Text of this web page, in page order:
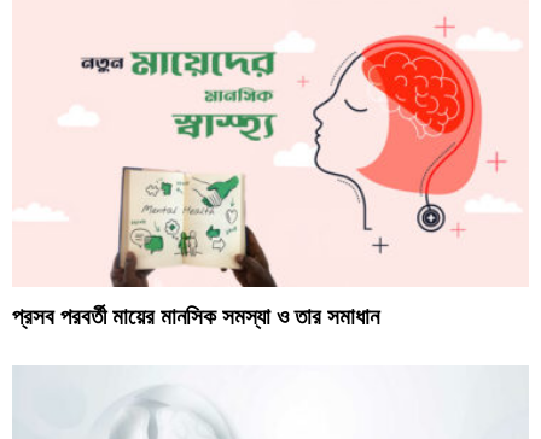
প্রসব পরবর্তী মায়ের মানসিক সমস্যা ও তার সমাধান